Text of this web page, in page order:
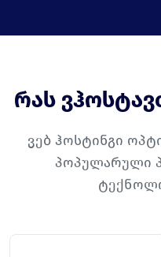
რას ვჰოსტავთ
ვებ ჰოსტინგი
პოპულარული